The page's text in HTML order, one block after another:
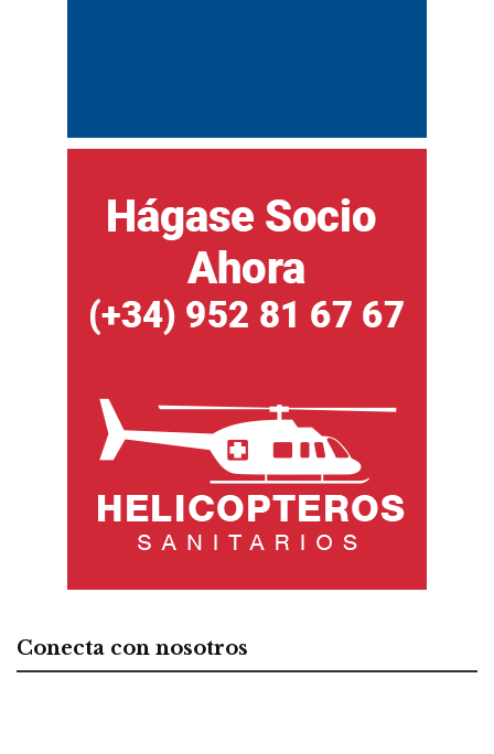
Conecta con nosotros